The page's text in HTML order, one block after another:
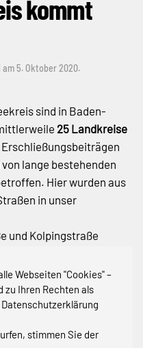
Webseiten "Cookies" –
zu Ihren Rechten als
stimmen Sie der
kommt
am 5. Oktober 2020.
sind in Baden-
25 Landkreise
lange bestehenden
Hier wurden aus
in unser
und Kolpingstraße